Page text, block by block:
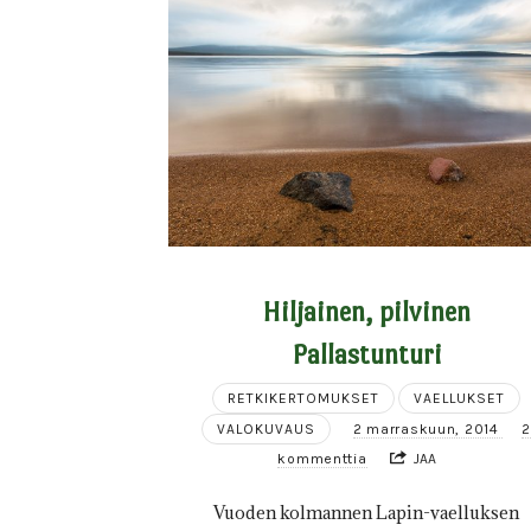
Hiljainen, pilvinen
Pallastunturi
RETKIKERTOMUKSET
VAELLUKSET
VALOKUVAUS
2 marraskuun, 2014
2
kommenttia
JAA
Vuoden kolmannen Lapin-vaelluksen